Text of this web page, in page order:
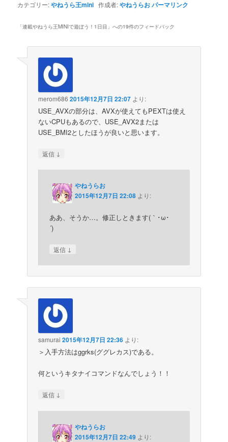
カテゴリー:やねうら王mini 作成者:やねうらおパーマリンク
「連載やねうら王MINIで遊ぼう！1日目 」への19件のフィードバック
merom686 2015年12月7日 22:07 より:
USE_AVXの部分は、AVXが使えてもPEXTは使え
ないCPUもあるので、USE_AVX2または
USE_BMI2としたほうが良いと思います。
返信 ↓
やねうらお
2015年12月7日 22:08 より:
ああ、そうか…。修正しときます(｀･ω･
´)ゞ
返信 ↓
samurai 2015年12月7日 22:36 より:
＞入手方法はggrks(ググレカス)である。
何というキタナイコマンドなんでしょう！！
返信 ↓
やねうらお
2015年12月7日 22:49 より: